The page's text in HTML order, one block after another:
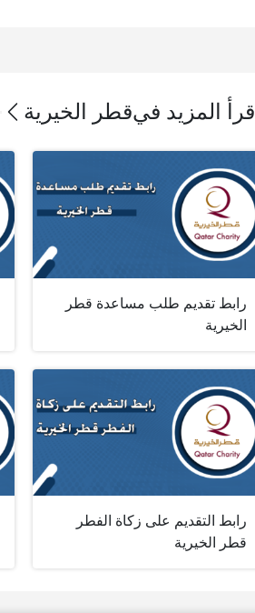
اقرأ المزيد فيقطر الخيرية
رابط تقديم طلب مساعدة قطر
الخيرية
رابط التقديم على زكاة الفطر
قطر الخيرية